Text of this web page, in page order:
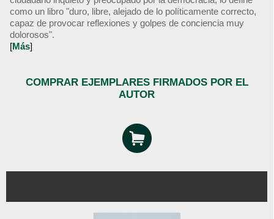
como un libro "duro, libre, alejado de lo políticamente correcto,
capaz de provocar reflexiones y golpes de conciencia muy
dolorosos".
[Más]
COMPRAR EJEMPLARES FIRMADOS POR EL
AUTOR